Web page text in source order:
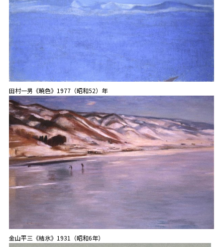
田村一男《暁色》1977（昭和52）年
金山平三《結氷》1931（昭和6年）